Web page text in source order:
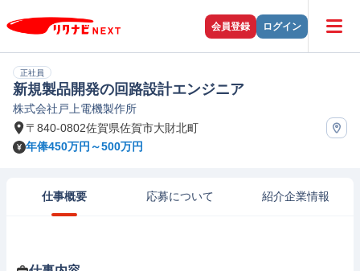
会員登録 ログイン
正社員
新規製品開発の回路設計エンジニア
株式会社戸上電機製作所
〒840-0802佐賀県佐賀市大財北町
年俸450万円～500万円
仕事概要 応募について 紹介企業情報